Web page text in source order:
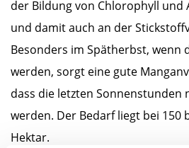
der Bildung von Chlorophyll
und damit auch an der
Besonders im Spätherbst, wenn
werden, sorgt eine gute
dass die letzten Sonnenstunden
werden. Der Bedarf liegt bei 150
Hektar.